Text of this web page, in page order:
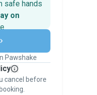
safe hands
on
- from first
covered by
.
Pawshake
cancel before